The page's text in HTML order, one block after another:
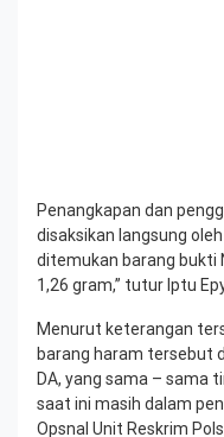
Penangkapan dan
disaksikan langsung
ditemukan barang bukti
1,26 gram,” tutur Iptu
Menurut keterangan
barang haram tersebut
DA, yang sama – sama
saat ini masih dalam
Opsnal Unit Reskrim